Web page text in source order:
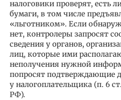
налоговики проверят, есть
бумаги, в том числе
«льготником». Если
нет, контролеры запросят
сведения у органов,
лиц, которые ими
неполучения нужной
попросят подтверждающие
у налогоплательщика (п. 6
РФ).